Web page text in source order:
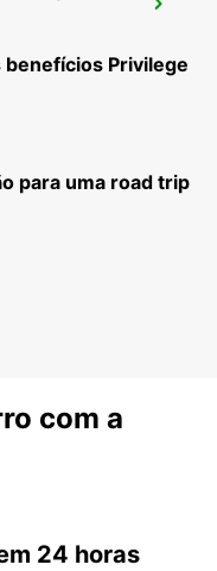
Privilege
para uma road trip
com a
24 horas